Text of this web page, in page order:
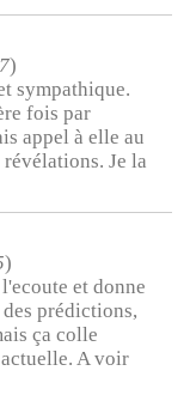
)
sympathique.
fois par
appel à elle au
Je la
)
et donne
prédictions,
ça colle
A voir